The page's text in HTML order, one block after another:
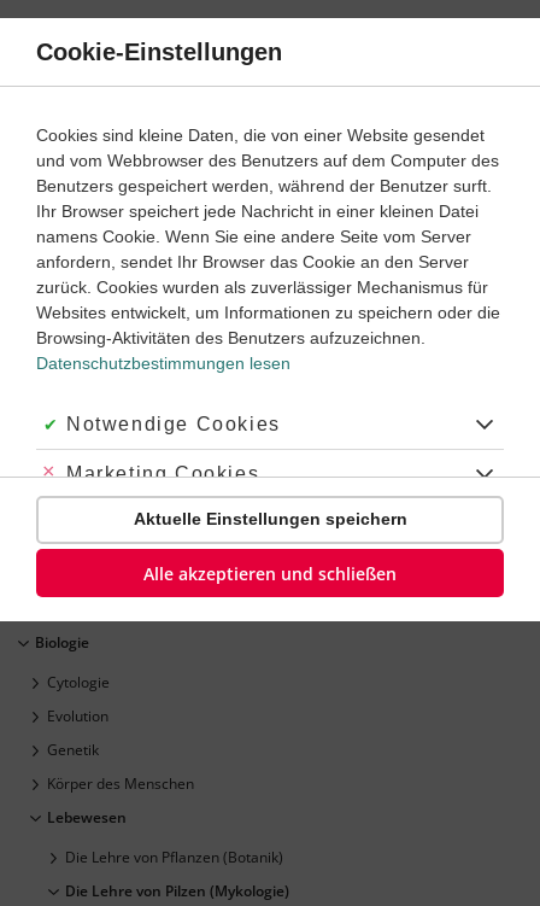
Direkt
Inhalt
Lernwege mit Erklär- und Anleitungsvideos
Biologie Klasse
Aufbau von Pilzen
#Champinong
Übung
Video
Jetzt lernen
Biologie
Cytologie
Evolution
Genetik
Körper des Menschen
Lebewesen
Die Lehre von Pflanzen (Botanik)
Die Lehre von Pilzen (Mykologie)
Cookie-Einstellungen
Cookies sind kleine Daten, die von einer Website gesendet
und vom Webbrowser des Benutzers auf dem Computer des
Benutzers gespeichert werden, während der Benutzer surft.
Ihr Browser speichert jede Nachricht in einer kleinen Datei
namens Cookie. Wenn Sie eine andere Seite vom Server
anfordern, sendet Ihr Browser das Cookie an den Server
zurück. Cookies wurden als zuverlässiger Mechanismus für
Websites entwickelt, um Informationen zu speichern oder die
Browsing-Aktivitäten des Benutzers aufzuzeichnen.
Datenschutzbestimmungen lesen
Akzeptiert:
Notwendige Cookies
Abgelehnt:
Marketing Cookies
Abgelehnt:
Personalisierungs-Cookies
Aktuelle Einstellungen speichern
Alle akzeptieren und schließen